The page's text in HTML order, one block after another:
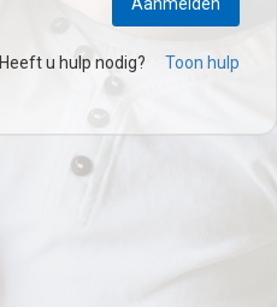
Heeft u hulp nodig? Toon hulp